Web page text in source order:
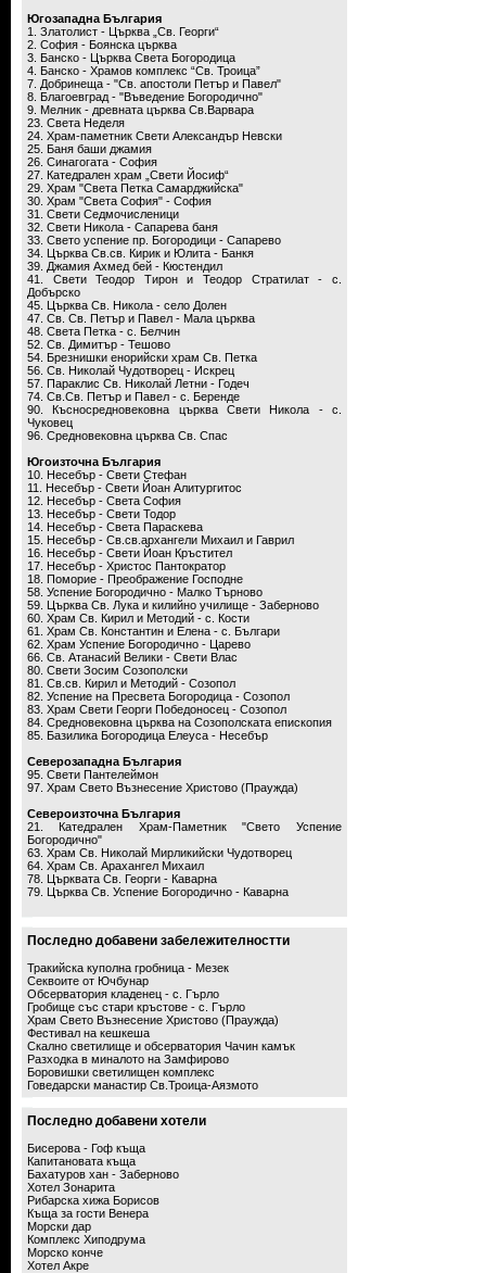
Югозападна България
1. Златолист - Църква „Св. Георги“
2. София - Боянска църква
3. Банско - Църква Света Богородица
4. Банско - Храмов комплекс “Св. Троица”
7. Добринеща - "Св. апостоли Петър и Павел"
8. Благоевград - "Въведение Богородично"
9. Мелник - древната църква Св.Варвара
23. Света Неделя
24. Храм-паметник Свети Александър Невски
25. Баня баши джамия
26. Синагогата - София
27. Катедрален храм „Свети Йосиф“
29. Храм "Света Петка Самарджийска"
30. Храм "Света София" - София
31. Свети Седмочисленици
32. Свети Никола - Сапарева баня
33. Свето успение пр. Богородици - Сапарево
34. Църква Св.св. Кирик и Юлита - Банкя
39. Джамия Ахмед бей - Кюстендил
41. Свети Теодор Тирон и Теодор Стратилат - с.
Добърско
45. Църква Св. Никола - село Долен
47. Св. Св. Петър и Павел - Мала църква
48. Света Петка - с. Белчин
52. Св. Димитър - Тешово
54. Брезнишки енорийски храм Св. Петка
56. Св. Николай Чудотворец - Искрец
57. Параклис Св. Николай Летни - Годеч
74. Св.Св. Петър и Павел - с. Беренде
90. Късносредновековна църква Свети Никола - с.
Чуковец
96. Средновековна църква Св. Спас
Югоизточна България
10. Несебър - Свети Стефан
11. Несебър - Свети Йоан Алитургитос
12. Несебър - Света София
13. Несебър - Свети Тодор
14. Несебър - Света Параскева
15. Несебър - Св.св.архангели Михаил и Гаврил
16. Несебър - Свети Йоан Кръстител
17. Несебър - Христос Пантократор
18. Поморие - Преображение Господне
58. Успение Богородично - Малко Търново
59. Църква Св. Лука и килийно училище - Заберново
60. Храм Св. Кирил и Методий - с. Кости
61. Храм Св. Константин и Елена - с. Българи
62. Храм Успение Богородично - Царево
66. Св. Атанасий Велики - Свети Влас
80. Свети Зосим Созополски
81. Св.св. Кирил и Методий - Созопол
82. Успение на Пресвета Богородица - Созопол
83. Храм Свети Георги Победоносец - Созопол
84. Средновековна църква на Созополската епископия
85. Базилика Богородица Елеуса - Несебър
Северозападна България
95. Свети Пантелеймон
97. Храм Свето Възнесение Христово (Праужда)
Североизточна България
21. Катедрален Храм-Паметник "Свето Успение
Богородично"
63. Храм Св. Николай Мирликийски Чудотворец
64. Храм Св. Арахангел Михаил
78. Църквата Св. Георги - Каварна
79. Църква Св. Успение Богородично - Каварна
Последно добавени забележителностти
Тракийска куполна гробница - Мезек
Секвоите от Ючбунар
Обсерватория кладенец - с. Гърло
Гробище със стари кръстове - с. Гърло
Храм Свето Възнесение Христово (Праужда)
Фестивал на кешкеша
Скално светилище и обсерватория Чачин камък
Разходка в миналото на Замфирово
Боровишки светилищен комплекс
Говедарски манастир Св.Троица-Аязмото
Последно добавени хотели
Бисерова - Гоф къща
Капитановата къща
Бахатуров хан - Заберново
Хотел Зонарита
Рибарска хижа Борисов
Къща за гости Венера
Морски дар
Комплекс Хиподрума
Морско конче
Хотел Акре